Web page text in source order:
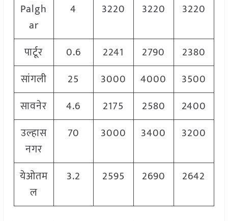
Palgh
ar
4 3220 3220 3220
पार्टूर 0.6 2241 2790
2380
सांगली
25 3000 4000
3500
सावनेर
4.6 2175 2580
2400
उल्हास
नगर
70 3000 3400 3200
येओतम
ल
3.2 2595 2690 2642